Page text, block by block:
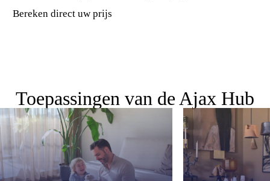
Bereken direct uw prijs
Toepassingen van de Ajax Hub